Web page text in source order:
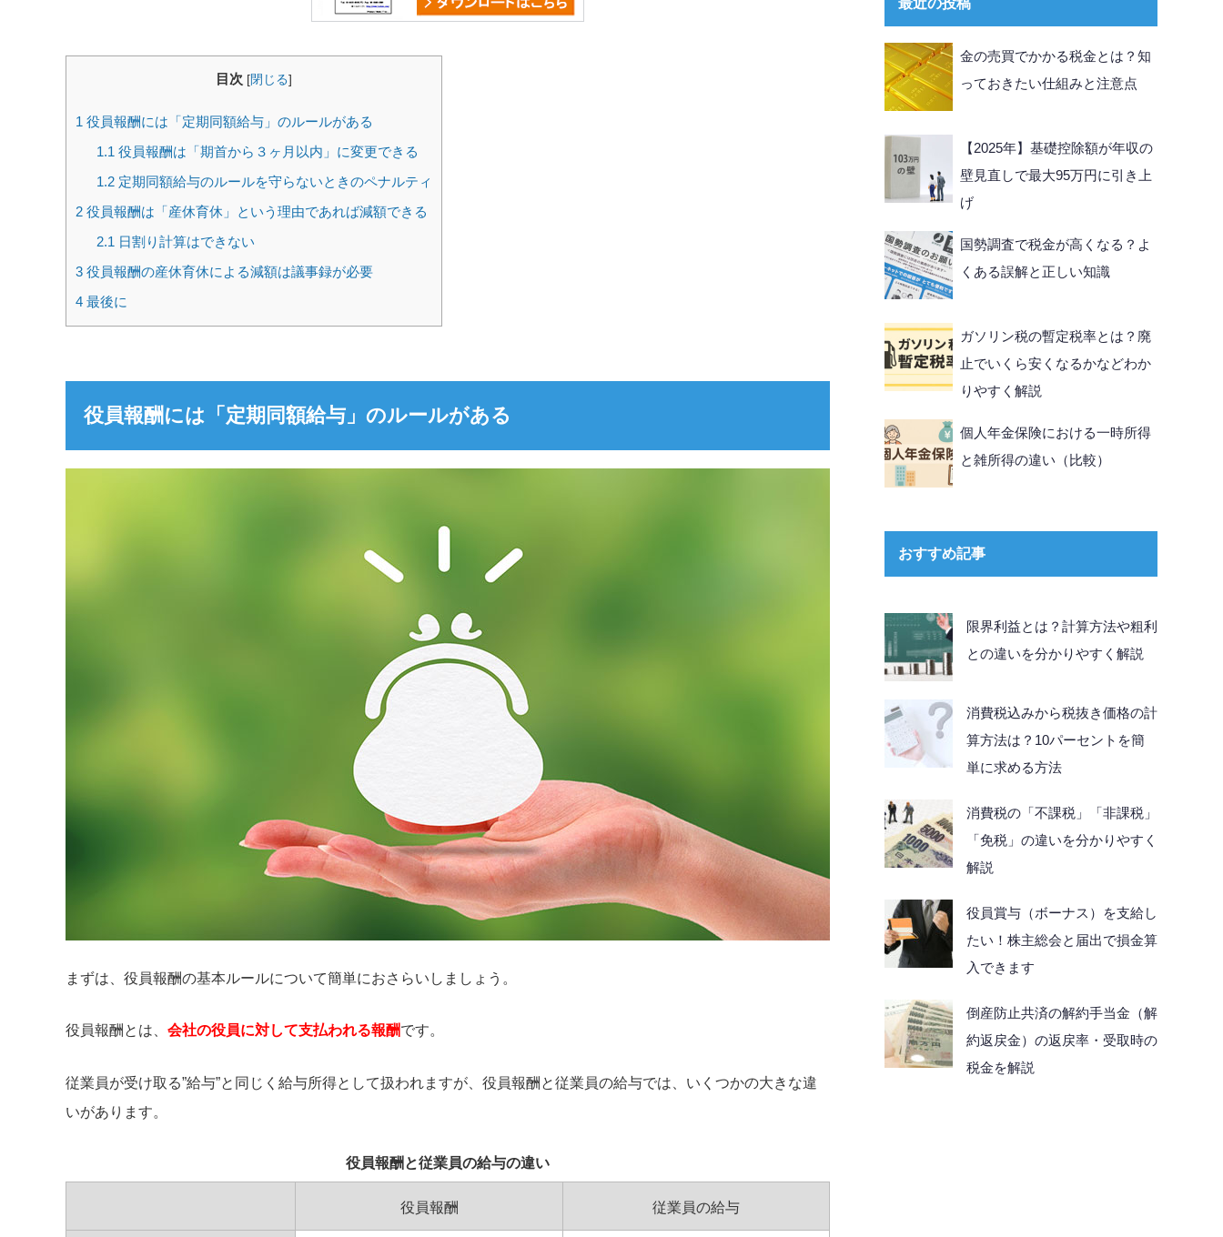
目次 [閉じる]
1 役員報酬には「定期同額給与」のルールがある
1.1 役員報酬は「期首から３ヶ月以内」に変更できる
1.2定期同額給与のルールを守らないときのペナルティ
2 役員報酬は「産休育休」という理由であれば減額できる
2.1 日割り計算はできない
3 役員報酬の産休育休による減額は議事録が必要
4 最後に
役員報酬には「定期同額給与」のルールがある
まずは、役員報酬の基本ルールについて簡単におさらいしましょう。
役員報酬とは、 会社の役員に対して支払われる報酬です。
従業員が受け取る”給与”と同じく給与所得として扱われますが、役員報酬と従業員の給与では、いくつかの大きな違
いがあります。
役員報酬と従業員の給与の違い
役員報酬 従業員の給与
最近の投稿
金の売買でかかる税金とは？知
っておきたい仕組みと注意点
【2025年】基礎控除額が年収の
壁見直しで最大95万円に引き上
げ
国勢調査で税金が高くなる？よ
くある誤解と正しい知識
ガソリン税の暫定税率とは？廃
止でいくら安くなるかなどわか
りやすく解説
個人年金保険における一時所得
と雑所得の違い（比較）
おすすめ記事
限界利益とは？計算方法や粗利
との違いを分かりやすく解説
消費税込みから税抜き価格の計
算方法は？10パーセントを簡
単に求める方法
消費税の「不課税」「非課税」
「免税」の違いを分かりやすく
解説
役員賞与（ボーナス）を支給し
たい！株主総会と届出で損金算
入できます
倒産防止共済の解約手当金（解
約返戻金）の返戻率・受取時の
税金を解説